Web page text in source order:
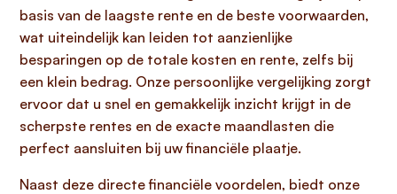
basis van de laagste rente en de beste voorwaarden,
wat uiteindelijk kan leiden tot aanzienlijke
besparingen op de totale kosten en rente, zelfs bij
een klein bedrag. Onze persoonlijke vergelijking zorgt
ervoor dat u snel en gemakkelijk inzicht krijgt in de
scherpste rentes en de exacte maandlasten die
perfect aansluiten bij uw financiële plaatje.
Naast deze directe financiële voordelen, biedt onze